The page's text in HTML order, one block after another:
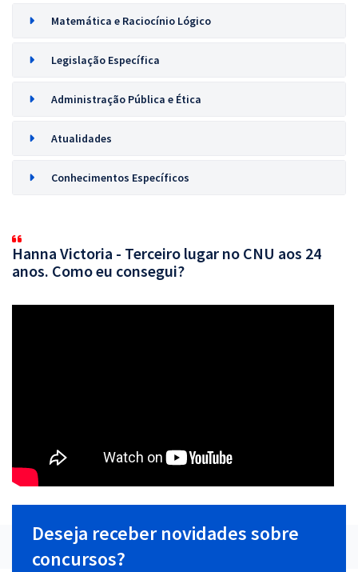
Matemática e Raciocínio Lógico
Legislação Específica
Administração Pública e Ética
Atualidades
Conhecimentos Específicos
Hanna Victoria - Terceiro lugar no CNU aos 24
anos. Como eu consegui?
Deseja receber novidades sobre
concursos?